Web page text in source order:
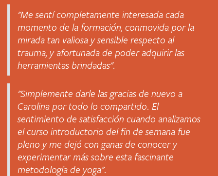
"Me sentí completamente interesada cada
momento de la formación, conmovida por la
mirada tan valiosa y sensible respecto al
trauma, y afortunada de poder adquirir las
herramientas brindadas".
"Simplemente darle las gracias de nuevo a
Carolina por todo lo compartido. El
sentimiento de satisfacción cuando analizamos
el curso introductorio del fin de semana fue
pleno y me dejó con ganas de conocer y
experimentar más sobre esta fascinante
metodología de yoga".